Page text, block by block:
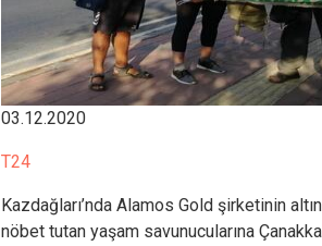
03.12.2020
T24
Kazdağları’nda Alamos Gold şirketinin
nöbet tutan yaşam savunucularına